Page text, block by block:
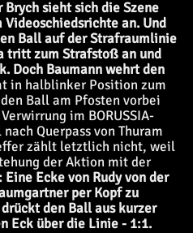
sieht sich die Szene
an. Und
Ball auf der Strafraumlinie
tritt zum Strafstoß an und
Doch Baumann wehrt den
in halblinker Position zum
Ball am Pfosten vorbei
im BORUSSIA-
Querpass von Thuram
zählt letztlich nicht, weil
der Aktion mit der
Eine Ecke von Rudy von der
per Kopf zu
den Ball aus kurzer
Eck über die Linie - 1:1.